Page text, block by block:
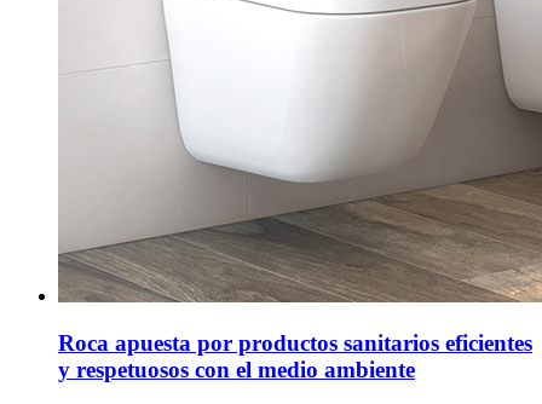
Roca apuesta por productos sanitarios eficientes
y respetuosos con el medio ambiente